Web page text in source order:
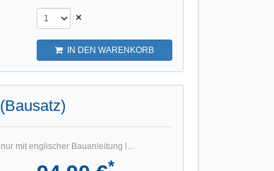
×
IN DEN WARENKORB
mit englischer Bauanleitung l...
*